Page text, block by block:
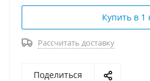
другие.
Купить в 1
Рассчитать доставку
Поделиться